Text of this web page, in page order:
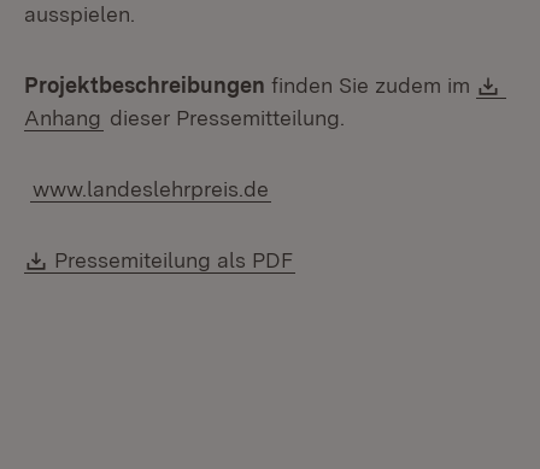
ausspielen.
Projektbeschreibungen finden Sie zudem im
Anhang (Öffnet in neuem Fenster)
dieser Pressemitteilung.
www.landeslehrpreis.de
Download:
Pressemiteilung als PDF